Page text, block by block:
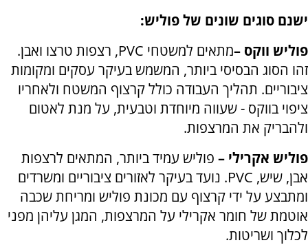
ישנם סוגים שונים של פוליש:
פוליש ווקס –מתאים למשטחי PVC, רצפות טרצו ואבן.
זהו הסוג הבסיסי ביותר, המשמש בעיקר עסקים ומקומות
ציבוריים. תהליך העבודה כולל קרצוף המשטח ולאחריו
ציפוי בווקס - שעווה מיוחדת וטבעית, על מנת לאטום
ולהבריק את המרצפות.
פוליש אקרילי – פוליש עמיד ביותר, המתאים לרצפות
אבן, שיש, PVC. נועד בעיקר לאזורים ציבוריים ומשרדים
ומתבצע על ידי קרצוף עם מכונת פוליש ומריחת שכבה
אוטמת של חומר אקרילי על המרצפות, המגן עליהן מפני
לכלוך ושריטות.